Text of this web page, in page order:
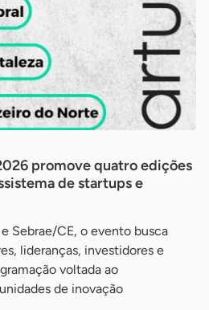
promove quatro edições
de startups e
Sebrae/CE, o evento busca
lideranças, investidores e
voltada ao
de inovação